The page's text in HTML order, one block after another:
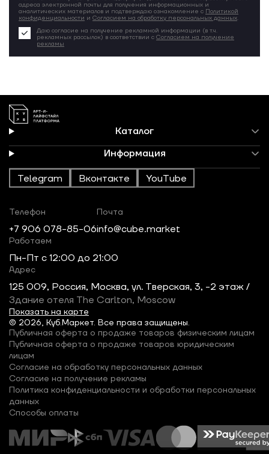
адреса электронной почты для получения информационных и
аналитических материалов и подтверждаю ознакомление с Политикой
конфиденциальности и Согласием на обработку персональных данных.
Даю согласие на получение рекламной информации (в т.ч.
рекламных рассылок) в соответствии с Согласием на получение
рекламы
Каталог
Информация
Telegram Вконтакте YouTube
© 2026, Куб.Маркет. Все права защищены.
Телефон
+7 906 078-85-06
Почта
info@cube.market
Работаем
Пн-Пт c 12:00 до 21:00
Адрес
125 009, Россия, Москва, ул. Тверская, 3, -2 этаж /
Здание отеля The Carlton, Moscow
Показать на карте
Публичная оферта о продаже товаров физическим лицам
Публичная оферта о продаже товаров юридическим
лицам
Согласие на обработку персональных данных
Согласие на получение рекламы
Политика конфиденциальности и обработки персональных
данных
Способы оплаты